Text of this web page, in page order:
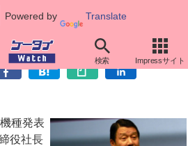
Powered by Translate
検索 Impressサイト
社長が語るスマートフォンの成長
種発表
役社長